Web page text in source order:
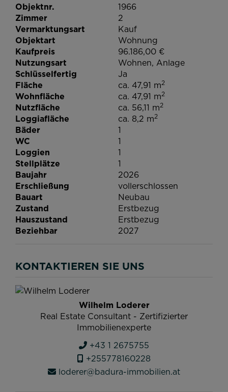
Objektnr.
1966
Zimmer
2
Vermarktungsart
Kauf
Objektart
Wohnung
Kaufpreis
96.186,00 €
Nutzungsart
Wohnen Anlage
Schlüsselfertig
Ja
Fläche
ca. 47,91 m2
Wohnfläche ca. 47,91 m2
Nutzfläche ca. 56,11 m2
Loggiafläche ca. 8,2 m2
Bäder
1
WC
1
Loggien
1
Stellplätze
1
Baujahr
2026
Erschließung
vollerschlossen
Bauart
Neubau
Zustand
Erstbezug
Hauszustand
Erstbezug
Beziehbar
2027
KONTAKTIEREN SIE UNS
Wilhelm Loderer
Real Estate Consultant - Zertifizierter
Immobilienexperte
+43 1 2675755
+255778160228
loderer@badura-immobilien.at